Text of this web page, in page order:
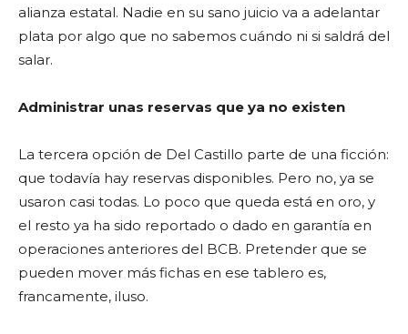
alianza estatal. Nadie en su sano juicio va a adelantar
plata por algo que no sabemos cuándo ni si saldrá del
salar.
Administrar unas reservas que ya no existen
La tercera opción de Del Castillo parte de una ficción:
que todavía hay reservas disponibles. Pero no, ya se
usaron casi todas. Lo poco que queda está en oro, y
el resto ya ha sido reportado o dado en garantía en
operaciones anteriores del BCB. Pretender que se
pueden mover más fichas en ese tablero es,
francamente, iluso.